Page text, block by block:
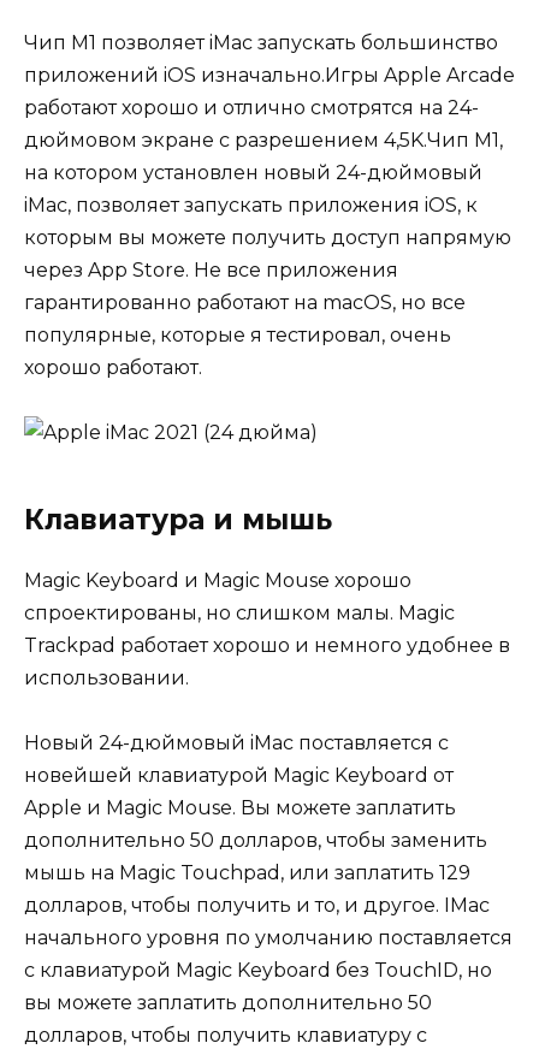
Чип M1 позволяет iMac запускать большинство
приложений iOS изначально.Игры Apple Arcade
работают хорошо и отлично смотрятся на 24-
дюймовом экране с разрешением 4,5K.Чип M1,
на котором установлен новый 24-дюймовый
iMac, позволяет запускать приложения iOS, к
которым вы можете получить доступ напрямую
через App Store. Не все приложения
гарантированно работают на macOS, но все
популярные, которые я тестировал, очень
хорошо работают.
Клавиатура и мышь
Magic Keyboard и Magic Mouse хорошо
спроектированы, но слишком малы. Magic
Trackpad работает хорошо и немного удобнее в
использовании.
Новый 24-дюймовый iMac поставляется с
новейшей клавиатурой Magic Keyboard от
Apple и Magic Mouse. Вы можете заплатить
дополнительно 50 долларов, чтобы заменить
мышь на Magic Touchpad, или заплатить 129
долларов, чтобы получить и то, и другое. IMac
начального уровня по умолчанию поставляется
с клавиатурой Magic Keyboard без TouchID, но
вы можете заплатить дополнительно 50
долларов, чтобы получить клавиатуру с